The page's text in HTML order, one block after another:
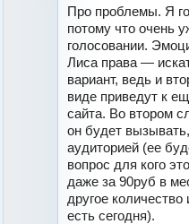
Про проблемы. Я
потому что очень
голосовании.
Лиса права —
вариант, ведь и
виде приведут к
сайта. Во втором
он будет
аудиторией (ее
вопрос для кого
даже за 90руб в
другое
есть сегодня).